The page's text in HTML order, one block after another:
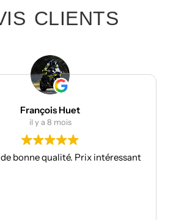
CLIENTS
intéressant
Je suis à mon